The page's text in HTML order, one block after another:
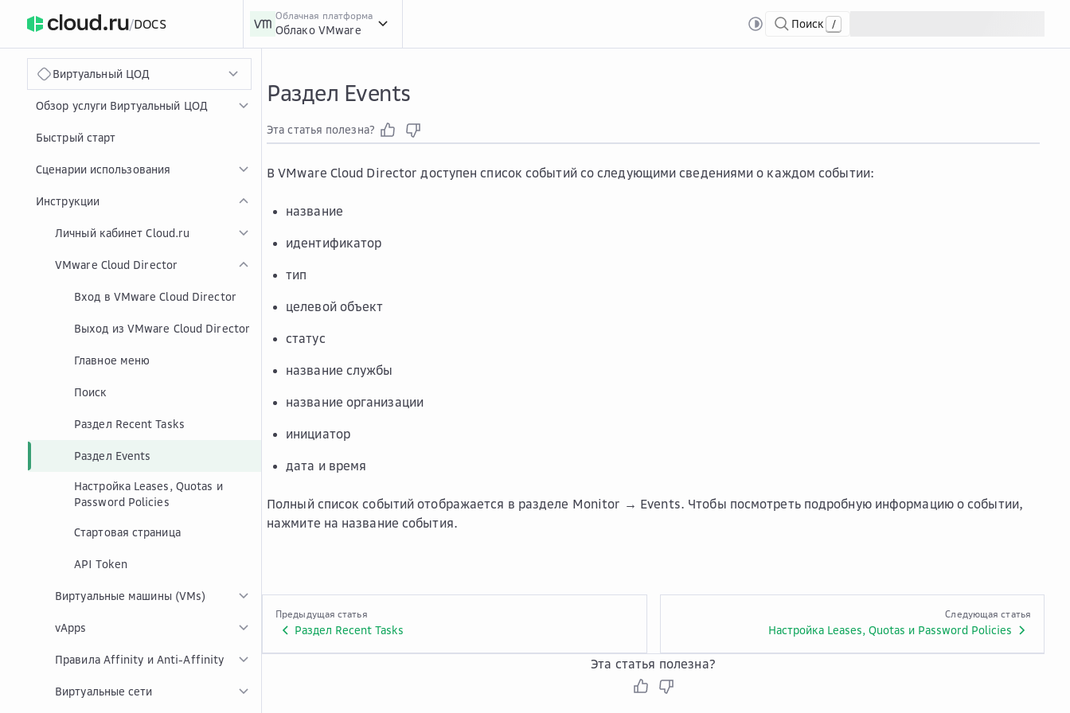
/DOCS
Облачная платформа
Облако VMware Поиск /
Виртуальный ЦОД
Обзор услуги Виртуальный ЦОД
Быстрый старт
Сценарии использования
Инструкции
Личный кабинет Cloud.ru
VMware Cloud Director
Вход в VMware Cloud Director
Выход из VMware Cloud Director
Главное меню
Поиск
Раздел Recent Tasks
Раздел Events
Настройка Leases, Quotas и
Password Policies
Стартовая страница
API Token
Виртуальные машины (VMs)
vApps
Правила Affinity и Anti-Affinity
Виртуальные сети
Раздел Events
Эта статья полезна?
В VMware Cloud Director доступен список событий со следующими сведениями о каждом событии:
название
идентификатор
тип
целевой объект
статус
название службы
название организации
инициатор
дата и время
Полный список событий отображается в разделе Monitor → Events. Чтобы посмотреть подробную информацию о событии,
нажмите на название события.
Предыдущая статья
Раздел Recent Tasks
Следующая статья
Настройка Leases, Quotas и Password Policies
Эта статья полезна?